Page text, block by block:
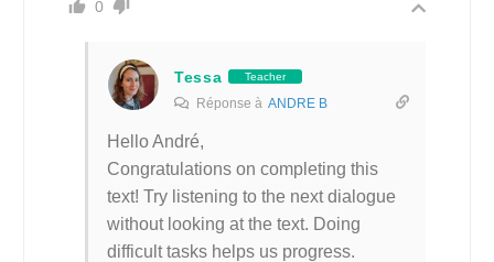
0
Tessa Teacher
Réponse à ANDRE B
Hello André,
Congratulations on completing this
text! Try listening to the next dialogue
without looking at the text. Doing
difficult tasks helps us progress.